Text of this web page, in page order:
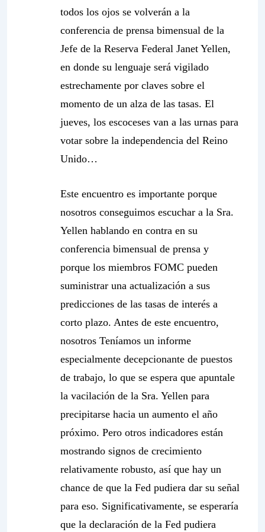
todos los ojos se volverán a la
conferencia de prensa bimensual de la
Jefe de la Reserva Federal Janet Yellen,
en donde su lenguaje será vigilado
estrechamente por claves sobre el
momento de un alza de las tasas. El
jueves, los escoceses van a las urnas para
votar sobre la independencia del Reino
Unido…
Este encuentro es importante porque
nosotros conseguimos escuchar a la Sra.
Yellen hablando en contra en su
conferencia bimensual de prensa y
porque los miembros FOMC pueden
suministrar una actualización a sus
predicciones de las tasas de interés a
corto plazo. Antes de este encuentro,
nosotros Teníamos un informe
especialmente decepcionante de puestos
de trabajo, lo que se espera que apuntale
la vacilación de la Sra. Yellen para
precipitarse hacia un aumento el año
próximo. Pero otros indicadores están
mostrando signos de crecimiento
relativamente robusto, así que hay un
chance de que la Fed pudiera dar su señal
para eso. Significativamente, se esperaría
que la declaración de la Fed pudiera